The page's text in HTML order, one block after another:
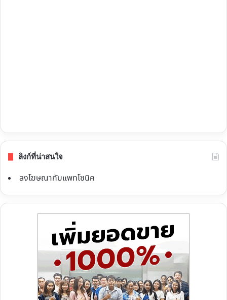
ลิงก์ที่น่าสนใจ
ลงโฆษณากับแพทโซนิค